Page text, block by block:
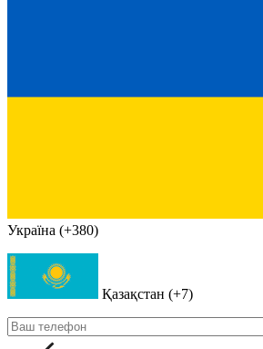
Україна (+380)
Қазақстан (+7)